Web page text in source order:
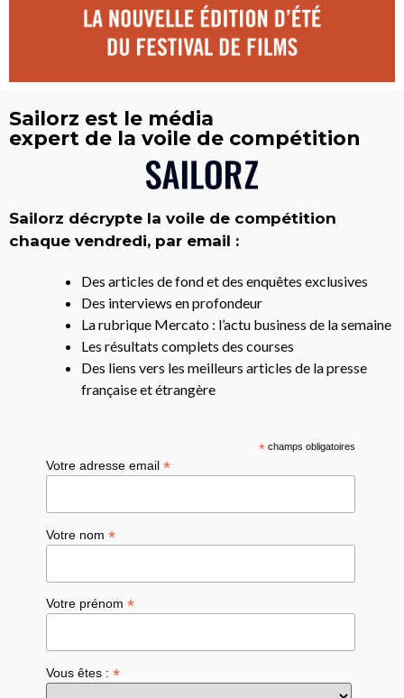
Sailorz est le média
expert de la voile de compétition
Sailorz décrypte la voile de compétition
chaque vendredi, par email :
Des articles de fond et des enquêtes exclusives
Des interviews en profondeur
La rubrique Mercato : l’actu business de la semaine
Les résultats complets des courses
Des liens vers les meilleurs articles de la presse
française et étrangère
*champs obligatoires
Votre adresse email*
Votre nom*
Votre prénom*
Vous êtes :*